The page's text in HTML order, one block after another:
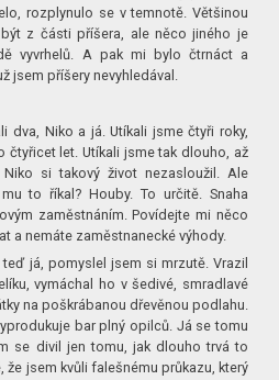
rozplynulo se v temnotě. Většinou
z části příšera, ale něco jiného je
vyvrhelů. A pak mi bylo čtrnáct a
jsem příšery nevyhledával.
dva, Niko a já. Utíkali jsme čtyři roky,
čtyřicet let. Utíkali jsme tak dlouho, až
si takový život nezasloužil. Ale
to říkal? Houby. To určitě. Snaha
zaměstnáním. Povídejte mi něco
a nemáte zaměstnanecké výhody.
já, pomyslel jsem si mrzutě. Vrazil
vymáchal ho v šedivé, smradlavé
na poškrábanou dřevěnou podlahu.
bar plný opilců. Já se tomu
se divil jen tomu, jak dlouho trvá to
jsem kvůli falešnému průkazu, který